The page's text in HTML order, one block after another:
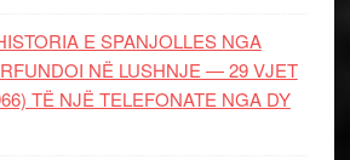
E SPANJOLLES NGA
NË LUSHNJE — 29 VJET
TË NJË TELEFONATE NGA DY